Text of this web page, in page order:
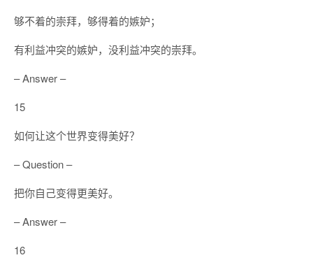
够不着的崇拜，够得着的嫉妒；
有利益冲突的嫉妒，没利益冲突的崇拜。
– Answer –
15
如何让这个世界变得美好？
– Question –
把你自己变得更美好。
– Answer –
16